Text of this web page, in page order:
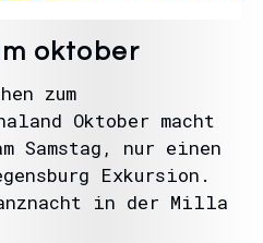
oktober
zum
Oktober macht
Samstag, nur einen
Exkursion.
in der Milla